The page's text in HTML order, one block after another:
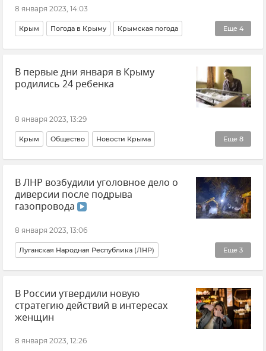
8 января 2023, 14:03
Еще 4
Крым Погода в Крыму Крымская погода
МЧС Крыма Общество Ай-Петри
Новости Крыма
В первые дни января в Крыму
родились 24 ребенка
8 января 2023, 13:29
Еще 8
Крым Общество Новости Крыма
Минюст Крыма Симферополь Джанкой
Керчь Феодосия Евпатория
Красноперекопск
В ЛНР возбудили уголовное дело о
диверсии после подрыва
газопровода
8 января 2023, 13:06
Еще 3
Луганская Народная Республика (ЛНР)
Происшествия События в Донбассе Новости
В России утвердили новую
стратегию действий в интересах
женщин
8 января 2023, 12:26